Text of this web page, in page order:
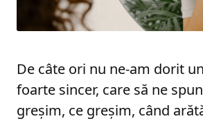
De câte ori nu ne-am dorit
foarte sincer, care să ne
greșim, ce greșim, când